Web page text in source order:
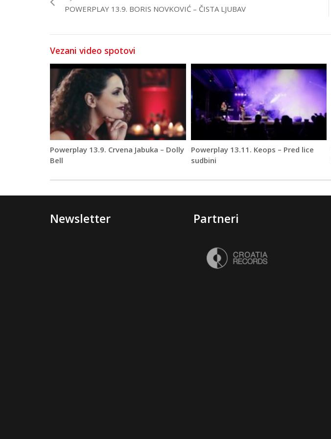
POWERPLAY 13.9. BORIS NOVKOVIĆ – ČISTA LJUBAV
Vezani video spotovi
Powerplay 13.9. Crvena Jabuka – Dolly
Bell
Powerplay 13.11. Keops – Pred lice
sudbini
Newsletter Partneri